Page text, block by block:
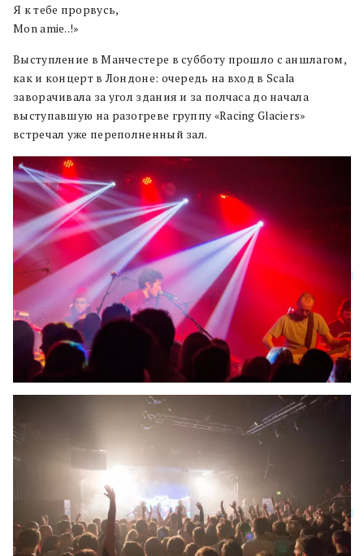
Я к тебе прорвусь,
Mon amie..!»
Выступление в Манчестере в субботу прошло с аншлагом,
как и концерт в Лондоне: очередь на вход в Scala
заворачивала за угол здания и за полчаса до начала
выступавшую на разогреве группу «Racing Glaciers»
встречал уже переполненный зал.